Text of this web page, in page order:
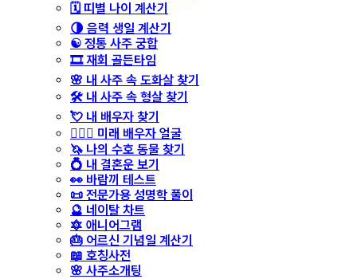
🗓️ 띠별 나이 계산기
🌗 음력 생일 계산기
☯️ 정통 사주 궁합
🎞️ 재회 골든타임
🌸 내 사주 속 도화살 찾기
🛠️ 내 사주 속 형살 찾기
💘 내 배우자 찾기
👩‍❤️‍👨 미래 배우자 얼굴
🦄 나의 수호 동물 찾기
💍 내 결혼운 보기
👀 바람끼 테스트
📜 전문가용 성명학 풀이
🔮 네이탈 차트
🔯 애니어그램
🎂 어르신 기념일 계산기
📖 호칭사전
🌸 사주소개팅